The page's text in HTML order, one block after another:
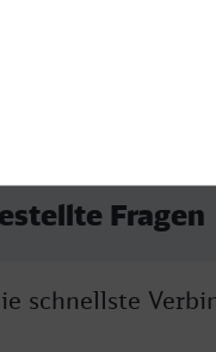
Fragen
schnellste